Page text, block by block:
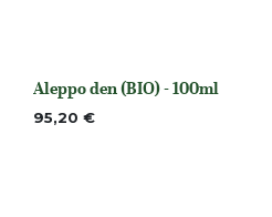
None
Aleppo den (BIO) - 100ml
95,20 €